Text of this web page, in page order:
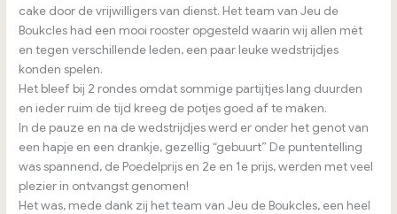
cake door de vrijwilligers van dienst. Het team van Jeu de
Boukcles had een mooi rooster opgesteld waarin wij allen mét
en tegen verschillende leden, een paar leuke wedstrijdjes
konden spelen.
Het bleef bij 2 rondes omdat sommige partijtjes lang duurden
en ieder ruim de tijd kreeg de potjes goed af te maken.
In de pauze en na de wedstrijdjes werd er onder het genot van
een hapje en een drankje, gezellig “gebuurt” De puntentelling
was spannend, de Poedelprijs en 2e en 1e prijs, werden met veel
plezier in ontvangst genomen!
Het was, mede dank zij het team van Jeu de Boukcles, een heel